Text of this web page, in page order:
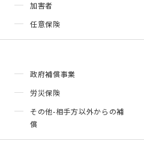
加害者
任意保険
政府補償事業
労災保険
その他-相手方以外からの補
償